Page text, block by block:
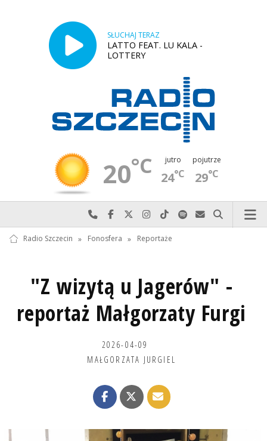
SŁUCHAJ TERAZ
LATTO FEAT. LU KALA -
LOTTERY
20°C jutro
24°C
pojutrze
29°C
Najlepiej po prostu do nas zadzwoń
Odwiedź nas na Facebook-u
Odwiedź nas na X
Odwiedź nas na Instagram-ie
Odwiedź nas na TikTok-u
Szukaj nas na Spotify
Wyślij do nas
Szukaj
Radio Szczecin » Fonosfera » Reportaże
"Z wizytą u Jagerów" -
reportaż Małgorzaty Furgi
2026-04-09
MAŁGORZATA JURGIEL